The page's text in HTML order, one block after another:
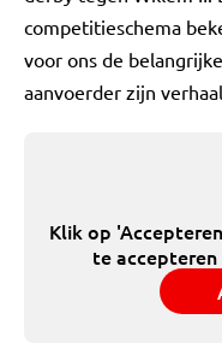
competitieschema
voor ons de
aanvoerder zijn
Klik op
te